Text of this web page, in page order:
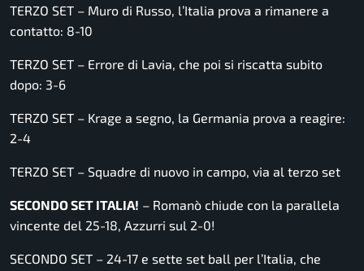
TERZO SET – Muro di Russo, l’Italia prova a rimanere a
contatto: 8-10
TERZO SET – Errore di Lavia, che poi si riscatta subito
dopo: 3-6
TERZO SET – Krage a segno, la Germania prova a reagire:
2-4
TERZO SET – Squadre di nuovo in campo, via al terzo set
SECONDO SET ITALIA! – Romanò chiude con la parallela
vincente del 25-18, Azzurri sul 2-0!
SECONDO SET – 24-17 e sette set ball per l’Italia, che